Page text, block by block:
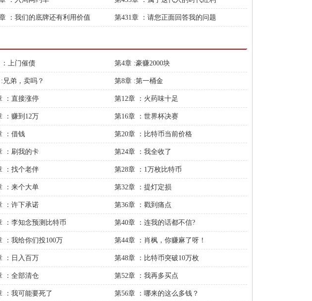
：我们的底牌还有利用价值 第431章 ：请您正面回答我的问题
上门催债 第4章 :豪赚2000块
兄弟，卖吗？ 第8章 :第一桶金
：直接涨停 第12章 ：火药味十足
：赚到12万 第16章 ：世界杯决赛
：借钱 第20章 ：比特币当前价格
：刷我的卡 第24章 ：我全收了
：找个老伴 第28章 ：1万枚比特币
：来个大单 第32章 ：提灯定损
：许下承诺 第36章 ：戳到痛点
：李知念预测比特币 第40章 ：连我的话都不信?
：我给你们投100万 第44章 ：肖枫，你赚麻了呀！
：日入百万 第48章 ：比特币突破10万枚
：全部清仓 第52章 ：我再多买点
：我可能要死了 第56章 ：哪来的这么多钱？